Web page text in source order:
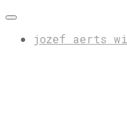
jozef aerts